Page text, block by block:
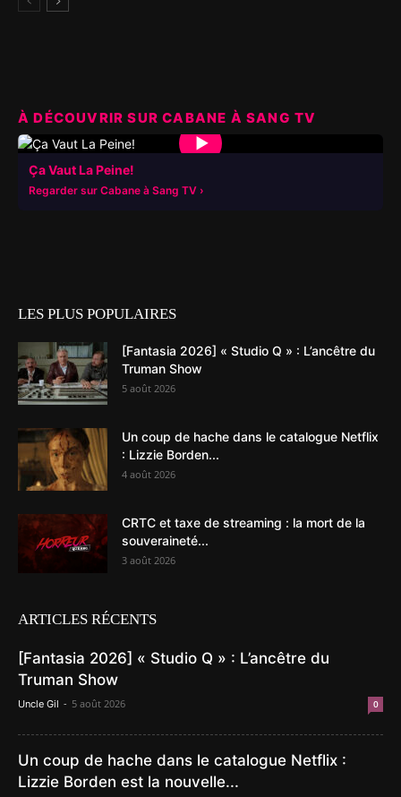
À DÉCOUVRIR SUR CABANE À SANG TV
▶
Ça Vaut La Peine!
Regarder sur Cabane à Sang TV
LES PLUS POPULAIRES
[Fantasia 2026] « Studio Q » : L’ancêtre du
Truman Show
5 août 2026
Un coup de hache dans le catalogue Netflix
: Lizzie Borden...
4 août 2026
CRTC et taxe de streaming : la mort de la
souveraineté...
3 août 2026
ARTICLES RÉCENTS
[Fantasia 2026] « Studio Q » : L’ancêtre du
Truman Show
Uncle Gil - 5 août 2026 0
Un coup de hache dans le catalogue Netflix :
Lizzie Borden est la nouvelle...